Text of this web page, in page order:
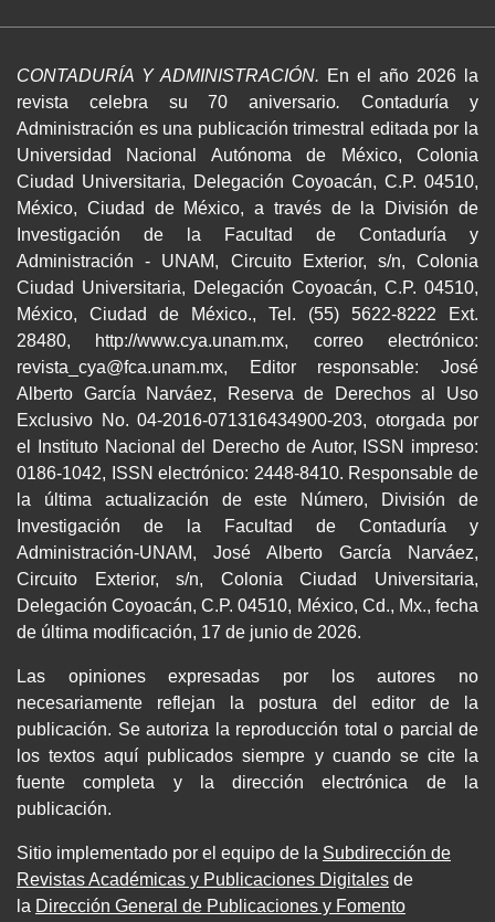
CONTADURÍA Y ADMINISTRACIÓN. En el año 2026 la
revista celebra su 70 aniversario.Contaduría y
Administración es una publicación trimestral editada por la
Universidad Nacional Autónoma de México, Colonia
Ciudad Universitaria, Delegación Coyoacán, C.P. 04510,
México, Ciudad de México, a través de la División de
Investigación de la Facultad de Contaduría y
Administración - UNAM, Circuito Exterior, s/n, Colonia
Ciudad Universitaria, Delegación Coyoacán, C.P. 04510,
México, Ciudad de México., Tel. (55) 5622-8222 Ext.
28480, http://www.cya.unam.mx, correo electrónico:
revista_cya@fca.unam.mx, Editor responsable: José
Alberto García Narváez, Reserva de Derechos al Uso
Exclusivo No. 04-2016-071316434900-203, otorgada por
el Instituto Nacional del Derecho de Autor, ISSN impreso:
0186-1042, ISSN electrónico: 2448-8410. Responsable de
la última actualización de este Número, División de
Investigación de la Facultad de Contaduría y
Administración-UNAM, José Alberto García Narváez,
Circuito Exterior, s/n, Colonia Ciudad Universitaria,
Delegación Coyoacán, C.P. 04510, México, Cd., Mx., fecha
de última modificación, 17 de junio de 2026.
Las opiniones expresadas por los autores no
necesariamente reflejan la postura del editor de la
publicación. Se autoriza la reproducción total o parcial de
los textos aquí publicados siempre y cuando se cite la
fuente completa y la dirección electrónica de la
publicación.
Sitio implementado por el equipo de la Subdirección de
Revistas Académicas y Publicaciones Digitales de
la Dirección General de Publicaciones y Fomento